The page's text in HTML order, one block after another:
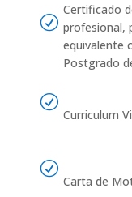
R
Certificado
profesional,
equivalente
Postgrado
R
Curriculum
R
Carta de